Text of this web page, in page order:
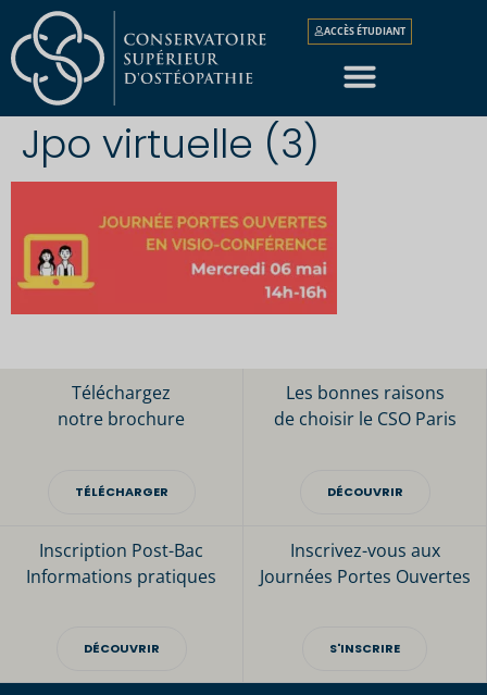
ACCÈS ÉTUDIANT
Jpo virtuelle (3)
Téléchargez
notre brochure
TÉLÉCHARGER
Les bonnes raisons
de choisir le CSO Paris
DÉCOUVRIR
Inscription Post-Bac
Informations pratiques
DÉCOUVRIR
Inscrivez-vous aux
Journées Portes Ouvertes
S'INSCRIRE